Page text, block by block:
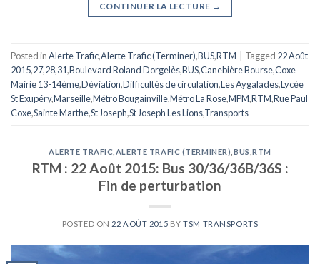
CONTINUER LA LECTURE →
Posted inAlerte Trafic,Alerte Trafic (Terminer),BUS,RTM Tagged 22 Août
2015,27,28,31,Boulevard Roland Dorgelès,BUS,Canebière Bourse,Coxe
Mairie 13-14ème,Déviation,Difficultés de circulation,Les Aygalades,Lycée
St Exupéry,Marseille,Métro Bougainville,Métro La Rose,MPM,RTM,Rue Paul
Coxe,Sainte Marthe,St Joseph,St Joseph Les Lions,Transports
ALERTE TRAFIC ALERTE TRAFIC (TERMINER) BUS ,RTM
RTM : 22 Août 2015: Bus 30/36/36B/36S :
Fin de perturbation
POSTED ON 22 AOÛT 2015 BYTSM TRANSPORTS